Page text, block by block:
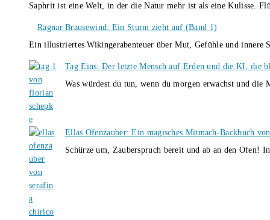
Saphrit ist eine Welt, in der die Natur mehr ist als eine Kulisse.
Ragnar Brausewind: Ein Sturm zieht auf (Band 1)
Ein illustriertes Wikingerabenteuer über Mut, Gefühle und
Tag Eins: Der letzte Mensch auf Erden und die KI, die
Was würdest du tun, wenn du morgen erwachst und
Ellas Ofenzauber: Ein magisches Mitmach-Backbuch
Schürze um, Zauberspruch bereit und ab an den Ofen!